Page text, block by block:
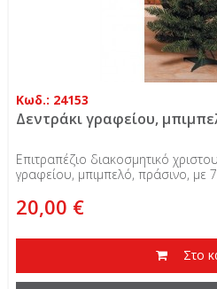
Κωδ.: 24153
Δεντράκι γραφείου,
Επιτραπέζιο διακοσμητικό
γραφείου, μπιμπελό, πράσινο, με
20,00 €
Στο